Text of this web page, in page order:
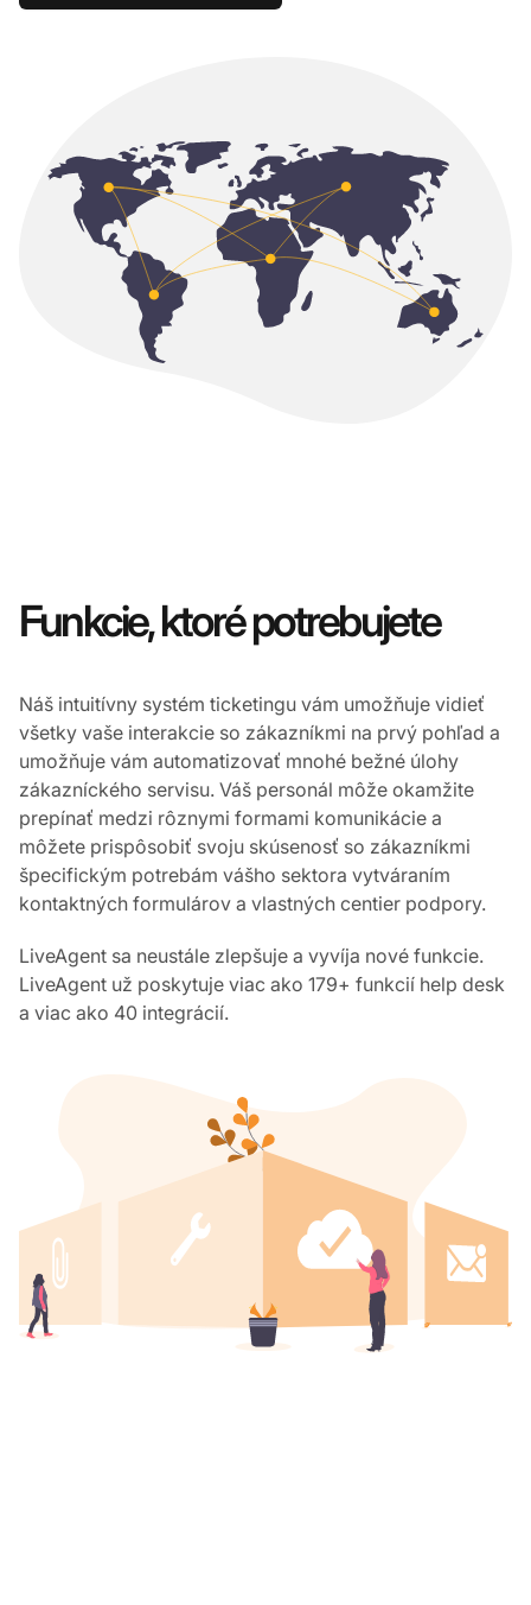
Funkcie, ktoré potrebujete
Náš intuitívny systém ticketingu vám umožňuje vidieť
všetky vaše interakcie so zákazníkmi na prvý pohľad a
umožňuje vám automatizovať mnohé bežné úlohy
zákazníckého servisu. Váš personál môže okamžite
prepínať medzi rôznymi formami komunikácie a
môžete prispôsobiť svoju skúsenosť so zákazníkmi
špecifickým potrebám vášho sektora vytváraním
kontaktných formulárov a vlastných centier podpory.
LiveAgent sa neustále zlepšuje a vyvíja nové funkcie.
LiveAgent už poskytuje viac ako 179+ funkcií help desk
a viac ako 40 integrácií.